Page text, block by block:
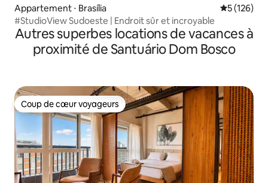
Appartement ⋅ Brasília Évaluation
5 (126)
#StudioView Sudoeste | Endroit sûr et incroyable
Autres superbes locations de vacances à
proximité de Santuário Dom Bosco
Coup de cœur voyageurs
Coup de cœur voyageurs